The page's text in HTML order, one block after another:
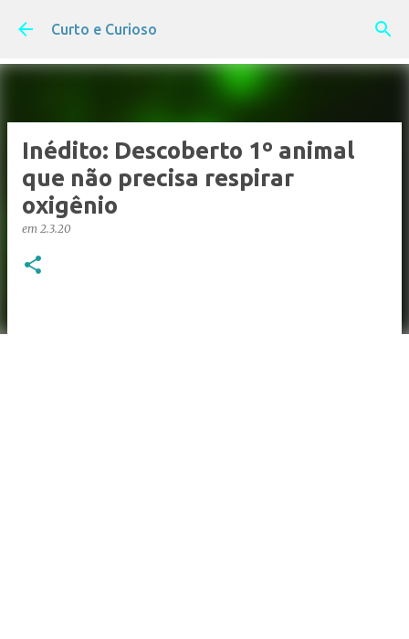
Pular para o conteúdo principal
Curto e Curioso
Inédito: Descoberto 1º animal
que não precisa respirar
oxigênio
em 2.3.20